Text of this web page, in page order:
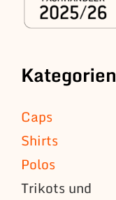
Kategorien
Caps
Shirts
Polos
Trikots und